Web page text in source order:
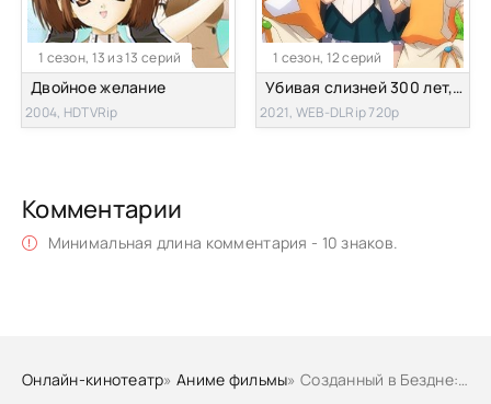
1 сезон, 13 из 13 серий
Двойное желание
2004, HDTVRip
1 сезон, 12 серий
Убивая слизней 300 лет, сама того не заметив, я достигла максимального уровня
2021, WEB-DLRip 720p
Комментарии
Минимальная длина комментария - 10 знаков.
Онлайн-кинотеатр»Аниме фильмы» Созданный в Бездне: Рассвет глубокой души